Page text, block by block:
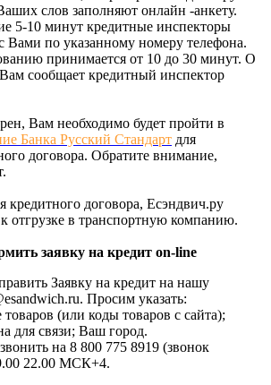
слов заполняют онлайн -анкету.
5-10 минут кредитные инспекторы
Вами по указанному номеру телефона.
принимается от 10 до 30 минут. О
сообщает кредитный инспектор
Вам необходимо будет пройти в
Банка Русский Стандарт для
договора. Обратите внимание,
кредитного договора, Есэндвич.ру
отгрузке в транспортную компанию.
заявку на кредит on-line
Заявку на кредит на нашу
Просим указать:
(или коды товаров с сайта);
для связи; Ваш город.
на 8 800 775 8919 (звонок
22.00 МСК+4.